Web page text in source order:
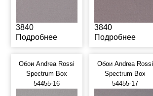
3840
Подробнее
3840
Подробнее
Обои Andrea Rossi
Spectrum Box
54455-16
Обои Andrea Rossi
Spectrum Box
54455-17